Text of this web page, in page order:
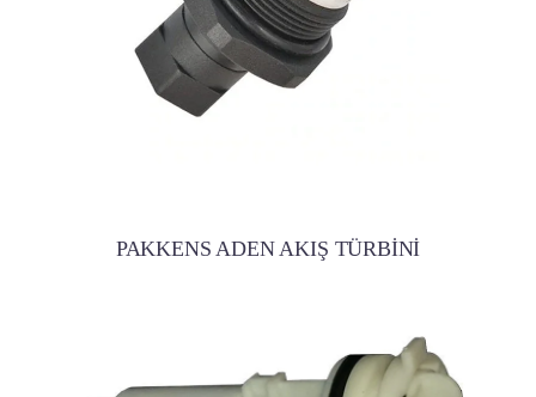
PAKKENS ADEN AKIŞ TÜRBİNİ